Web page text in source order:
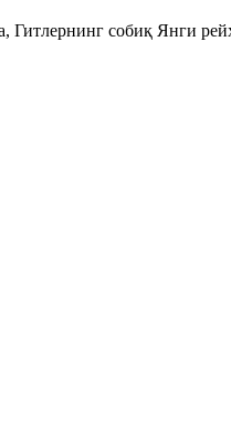
Гитлернинг собиқ Янги